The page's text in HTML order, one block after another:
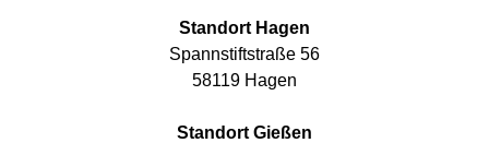
Standort Hagen
Spannstiftstraße 56
58119 Hagen
Standort Gießen